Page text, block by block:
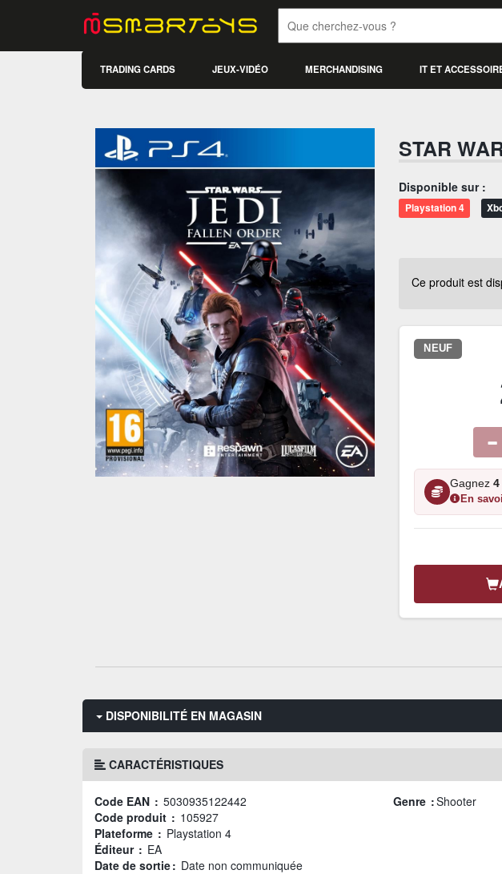
TRADING CARDS JEUX-VIDÉO MERCHANDISING IT ET
STAR
Disponible sur :
Playstation 4
Ce produit est
NEUF
Gagnez
En
DISPONIBILITÉ EN MAGASIN
CARACTÉRISTIQUES
Code EAN : 5030935122442
Code produit : 105927
Plateforme : Playstation 4
Éditeur : EA
Date de sortie : Date non communiquée
Genre :Shooter